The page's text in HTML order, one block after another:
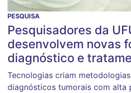
PESQUISA
Pesquisadores da
desenvolvem novas
diagnóstico e
Tecnologias criam
diagnósticos tumorais com alta